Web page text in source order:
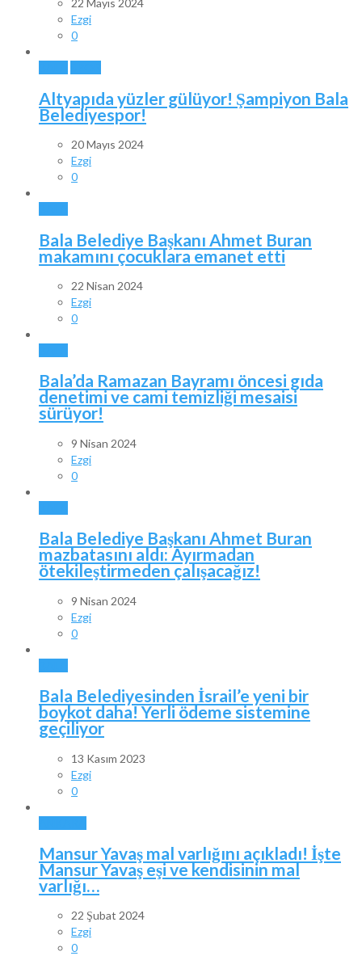
22 Mayıs 2024
Ezgi
0
Altyapıda yüzler gülüyor! Şampiyon Bala
Belediyespor!
20 Mayıs 2024
Ezgi
0
Bala Belediye Başkanı Ahmet Buran
makamını çocuklara emanet etti
22 Nisan 2024
Ezgi
0
Bala’da Ramazan Bayramı öncesi gıda
denetimi ve cami temizliği mesaisi
sürüyor!
9 Nisan 2024
Ezgi
0
Bala Belediye Başkanı Ahmet Buran
mazbatasını aldı: Ayırmadan
ötekileştirmeden çalışacağız!
9 Nisan 2024
Ezgi
0
Bala Belediyesinden İsrail’e yeni bir
boykot daha! Yerli ödeme sistemine
geçiliyor
13 Kasım 2023
Ezgi
0
Mansur Yavaş mal varlığını açıkladı! İşte
Mansur Yavaş eşi ve kendisinin mal
varlığı…
22 Şubat 2024
Ezgi
0